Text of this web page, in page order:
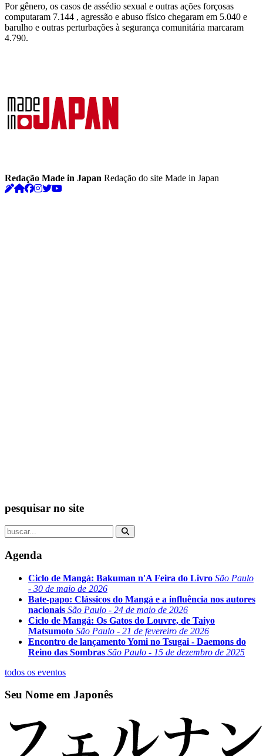
Por gênero, os casos de assédio sexual e outras ações forçosas
computaram 7.144 , agressão e abuso físico chegaram em 5.040 e
barulho e outras perturbações à segurança comunitária marcaram
4.790.
Redação Made in Japan Redação do site Made in Japan
pesquisar no site
Agenda
Ciclo de Mangá: Bakuman n'A Feira do Livro São Paulo
- 30 de maio de 2026
Bate-papo: Clássicos do Mangá e a influência nos autores
nacionais São Paulo - 24 de maio de 2026
Ciclo de Mangá: Os Gatos do Louvre, de Taiyo
Matsumoto São Paulo - 21 de fevereiro de 2026
Encontro de lançamento Yomi no Tsugai - Daemons do
Reino das Sombras São Paulo - 15 de dezembro de 2025
todos os eventos
Seu Nome em Japonês